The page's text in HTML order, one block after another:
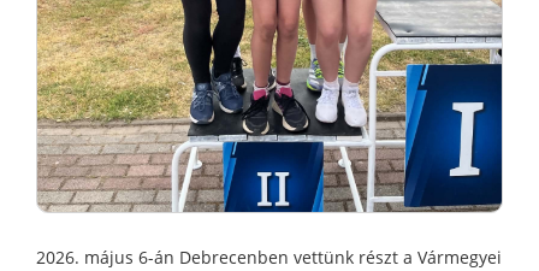
2026. május 6-án Debrecenben vettünk részt a Vármegyei